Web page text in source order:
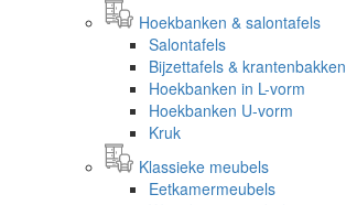
Hoekbanken & salontafels
Salontafels
Bijzettafels & krantenbakken
Hoekbanken in L-vorm
Hoekbanken U-vorm
Kruk
Klassieke meubels
Eetkamermeubels